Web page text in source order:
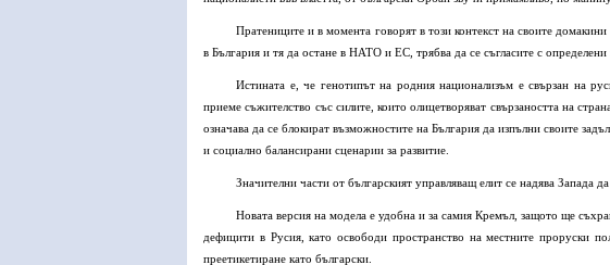
Пратениците и в момента говорят в този контекст на своите
в България и тя да остане в НАТО и ЕС, трябва да се съгласите с
Истината е, че генотипът на родния национализъм е свързан на
приеме съжителство със силите, които олицетворяват свързаността на
означава да се блокират възможностите на България да изпълни своите
и социално балансирани сценарии за развитие.
Значителни части от българският управляващ елит се надява Запада
Новата версия на модела е удобна и за самия Кремъл, защото ще
дефицити в Русия, като освободи пространство на местните проруски
преетикетиране като български.